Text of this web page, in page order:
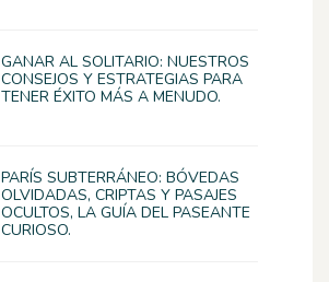
GANAR AL SOLITARIO: NUESTROS
CONSEJOS Y ESTRATEGIAS PARA
TENER ÉXITO MÁS A MENUDO.
PARÍS SUBTERRÁNEO: BÓVEDAS
OLVIDADAS, CRIPTAS Y PASAJES
OCULTOS, LA GUÍA DEL PASEANTE
CURIOSO.